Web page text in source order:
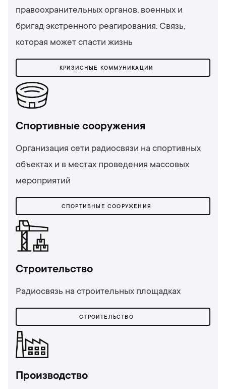
правоохранительных органов, военных и
бригад экстренного реагирования. Связь,
которая может спасти жизнь
КРИЗИСНЫЕ КОММУНИКАЦИИ
Спортивные сооружения
Организация сети радиосвязи на спортивных
объектах и ​​в местах проведения массовых
мероприятий
СПОРТИВНЫЕ СООРУЖЕНИЯ
Строительство
Радиосвязь на строительных площадках
СТРОИТЕЛЬСТВО
Производство